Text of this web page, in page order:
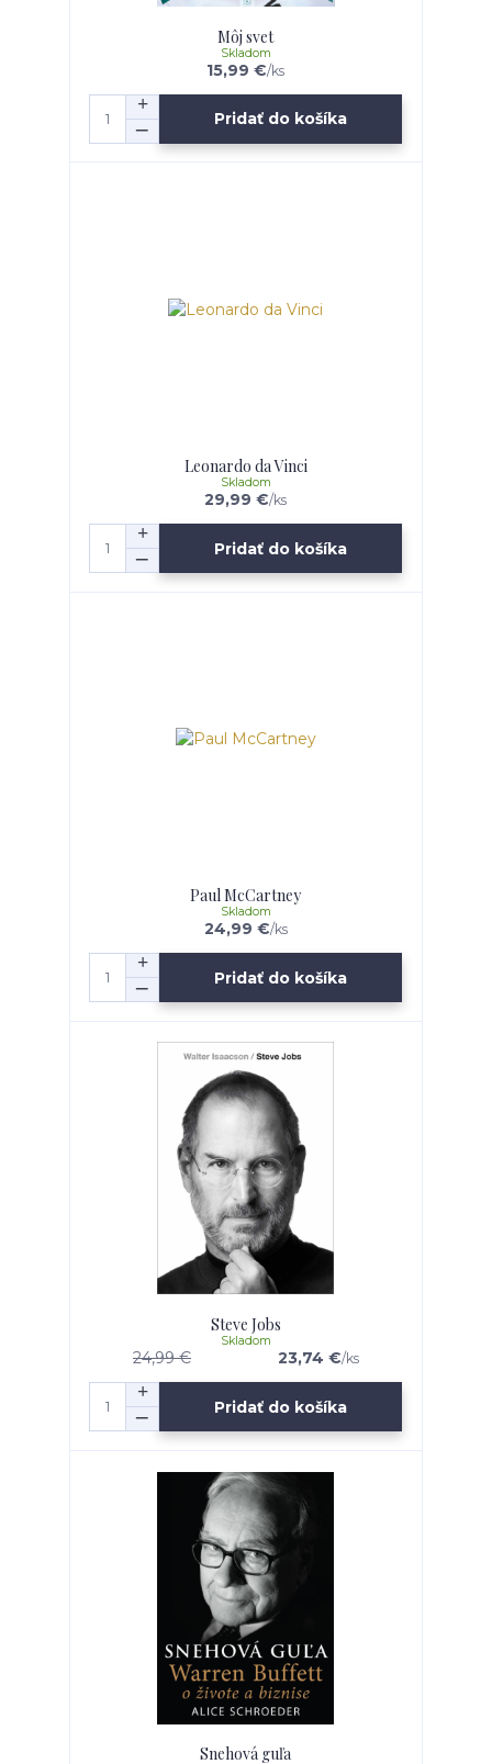
Môj svet
15,99 €/ks
Skladom
Pridať do košíka
Leonardo da Vinci
29,99 €/ks
Skladom
Pridať do košíka
Paul McCartney
24,99 €/ks
Skladom
Pridať do košíka
Steve Jobs
24,99 € 23,74 €/ks
Skladom
Pridať do košíka
Snehová guľa